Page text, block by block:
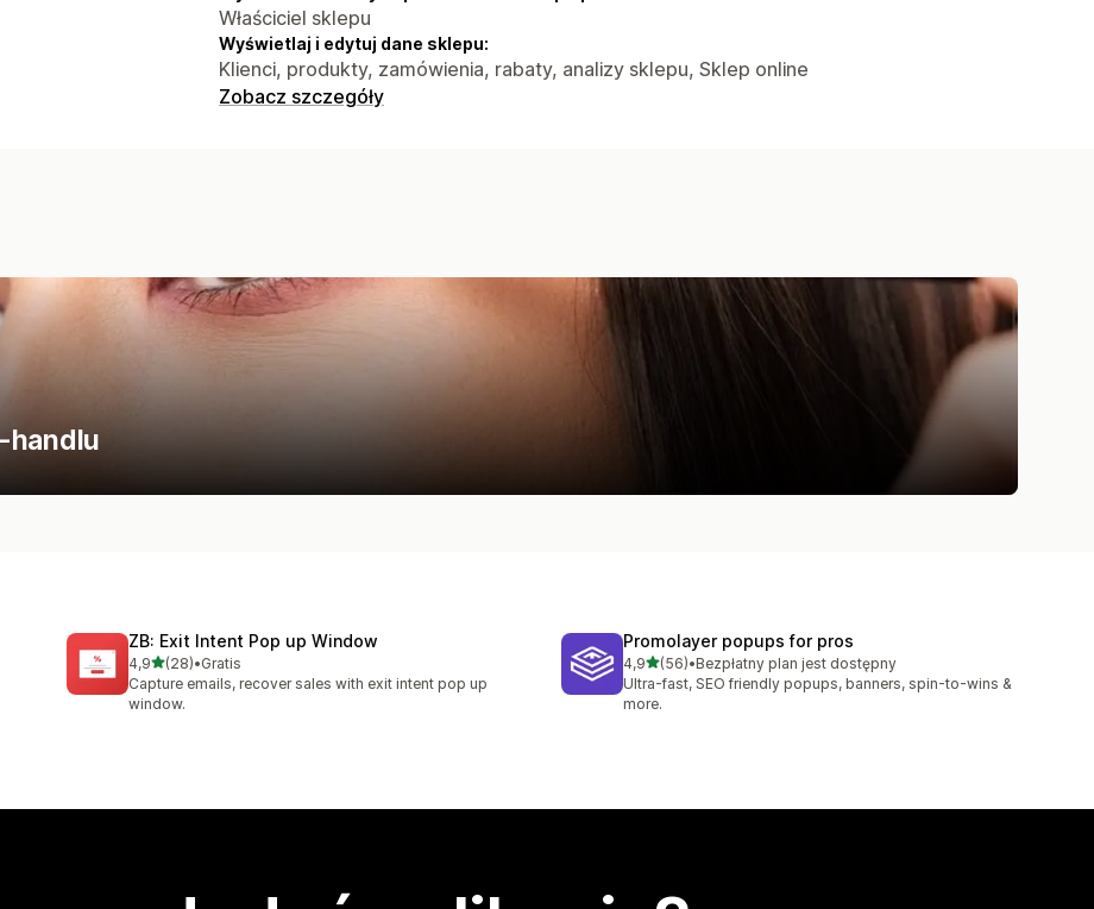
Właściciel sklepu
Wyświetlaj i edytuj dane sklepu:
Klienci, produkty, zamówienia, rabaty, analizy sklepu, Sklep online
Zobacz szczegóły
handlu
ZB: Exit Intent Pop up Window
4,9na 5 gwiazdek
(28)
Łączna liczba recenzji: 28
•Gratis
Capture emails, recover sales with exit intent pop up
window.
Promolayer popups for pros
4,9na 5 gwiazdek
(56)
Łączna liczba recenzji: 56
•Bezpłatny plan jest dostępny
Ultra-fast, SEO friendly popups, banners, spin-to-wins &
more.